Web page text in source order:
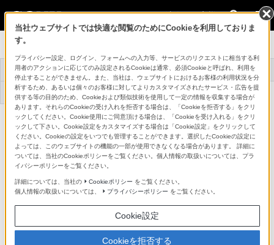
法人のお客様
プロオーディオ
トップ 商品一覧 アクセサリー 事例紹介
機器アップデート
ファームウェア
サポート・お問い合
わせ
デジタルワイヤレスアダプター
DWA-SLAU1
詳細メニュー
対応商品・アクセサリー
ショルダーカムコーダー
当社ウェブサイトでは快適な閲覧のためにCookieを利用しておりま
す。
プライバシー設定、ログイン、フォームへの入力等、サービスのリクエストに相当する利
用者のアクションに応じてのみ設定されるCookieは通常、必須Cookieと呼ばれ、利用を
停止することができません。また、当社は、ウェブサイトにおけるお客様の利用状況を分
析するため、あるいは個々のお客様に対してよりカスタマイズされたサービス・広告を提
供する等の目的のため、Cookieおよび類似技術を使用して一定の情報を収集する場合が
あります。それらのCookieの受け入れを拒否する場合は、「Cookieを拒否する」をクリ
ックしてください。Cookie使用にご同意頂ける場合は、「Cookieを受け入れる」をクリ
ックして下さい。Cookie設定をカスタマイズする場合は「Cookie設定」をクリックして
ください。Cookieの設定をいつでも管理することができます。選択したCookieの設定に
よっては、このウェブサイトの機能の一部が使用できなくなる場合があります。 詳細に
ついては、当社のCookieポリシーをご覧ください。個人情報の取扱いについては、プラ
イバシーポリシーをご覧ください。
詳細については、当社の Cookieポリシー をご覧ください。
個人情報の取扱いについては、
プライバシーポリシー をご覧ください。
Cookie設定
Cookieを拒否する